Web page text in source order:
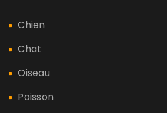
Chien
Chat
Oiseau
Poisson